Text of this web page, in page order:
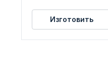
Изготовить